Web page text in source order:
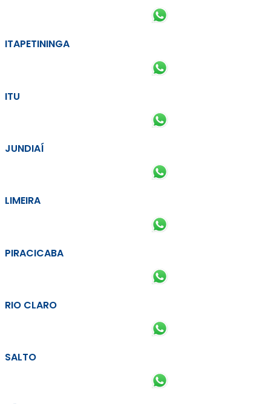
ITAPETININGA
ITU
JUNDIAÍ
LIMEIRA
PIRACICABA
RIO CLARO
SALTO